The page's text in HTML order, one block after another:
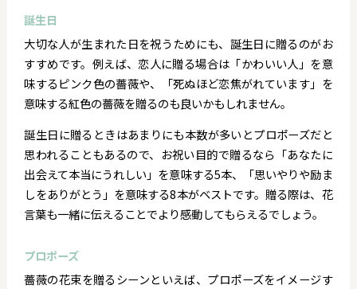
誕生日
大切な人が生まれた日を祝うためにも、誕生日に贈るのがお
すすめです。例えば、恋人に贈る場合は「かわいい人」を意
味するピンク色の薔薇や、「死ぬほど恋焦がれています」を
意味する紅色の薔薇を贈るのも良いかもしれません。
誕生日に贈るときはあまりにも本数が多いとプロポーズだと
思われることもあるので、お祝い目的で贈るなら「あなたに
出会えて本当にうれしい」を意味する5本、「思いやりや励ま
しをありがとう」を意味する8本がベストです。贈る際は、花
言葉も一緒に伝えることでより感動してもらえるでしょう。
プロポーズ
薔薇の花束を贈るシーンといえば、プロポーズをイメージす